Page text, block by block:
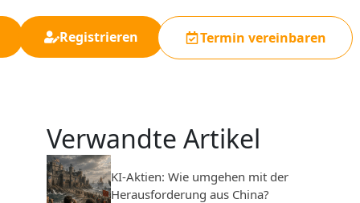
Registrieren Termin vereinbaren
Verwandte Artikel
KI-Aktien: Wie umgehen mit der
Herausforderung aus China?